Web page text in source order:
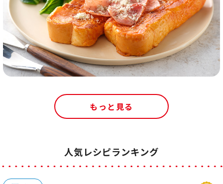
もっと見る
人気レシピランキング